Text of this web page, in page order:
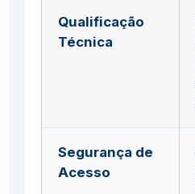
Qualificação
Técnica
Segurança de
Acesso